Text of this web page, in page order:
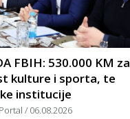
FBIH: 530.000 KM za
kulture i sporta, te
institucije
06.08.2026